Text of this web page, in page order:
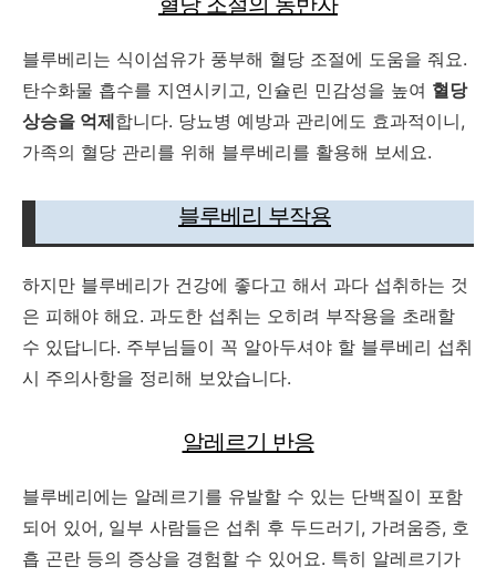
블루베리는 식이섬유가 풍부해 혈당 조절에 도움을 줘요.
탄수화물 흡수를 지연시키고, 인슐린 민감성을 높여 혈당
상승을 억제합니다. 당뇨병 예방과 관리에도 효과적이니,
가족의 혈당 관리를 위해 블루베리를 활용해 보세요.
블루베리 부작용
하지만 블루베리가 건강에 좋다고 해서 과다 섭취하는 것
은 피해야 해요. 과도한 섭취는 오히려 부작용을 초래할
수 있답니다. 주부님들이 꼭 알아두셔야 할 블루베리 섭취
시 주의사항을 정리해 보았습니다.
알레르기 반응
블루베리에는 알레르기를 유발할 수 있는 단백질이 포함
되어 있어, 일부 사람들은 섭취 후 두드러기, 가려움증, 호
흡 곤란 등의 증상을 경험할 수 있어요. 특히 알레르기가